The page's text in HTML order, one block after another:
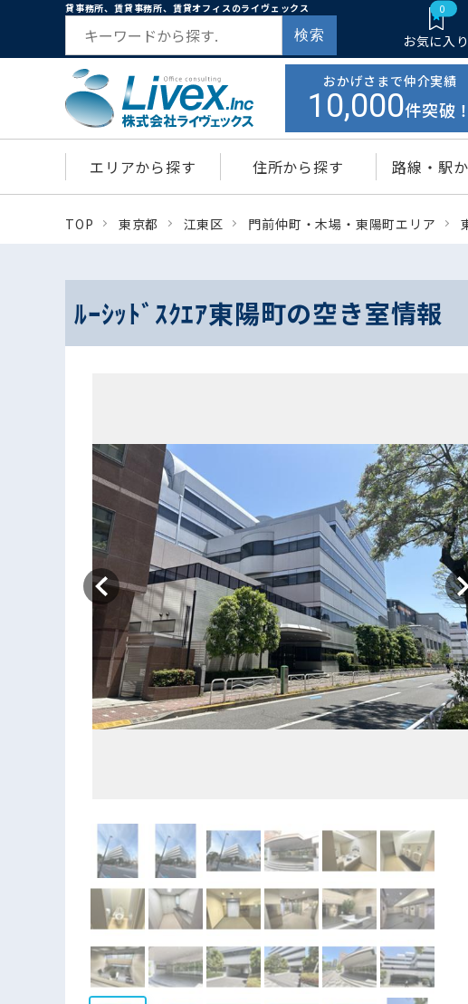
貸事務所、賃貸事務所、賃貸オフィスのライヴェックス
検索
0
お気に入り
おかげさまで仲介実績
10,000件突破！
エリアから探す 住所から探す 路線・駅
TOP 東京都 江東区 門前仲町・木場・東陽町エリア
ﾙｰｼｯﾄﾞｽｸｴｱ東陽町の空き室情報